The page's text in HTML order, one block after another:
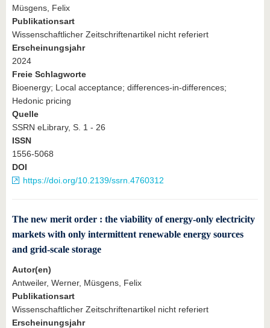
Müsgens, Felix
Publikationsart
Wissenschaftlicher Zeitschriftenartikel nicht referiert
Erscheinungsjahr
2024
Freie Schlagworte
Bioenergy; Local acceptance; differences-in-differences;
Hedonic pricing
Quelle
SSRN eLibrary, S. 1 - 26
ISSN
1556-5068
DOI
https://doi.org/10.2139/ssrn.4760312
The new merit order : the viability of energy-only electricity
markets with only intermittent renewable energy sources
and grid-scale storage
Autor(en)
Antweiler, Werner, Müsgens, Felix
Publikationsart
Wissenschaftlicher Zeitschriftenartikel nicht referiert
Erscheinungsjahr